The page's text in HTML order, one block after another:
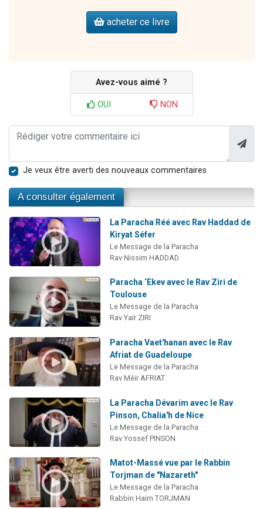
acheter ce livre
Avez-vous aimé ?
OUI NON
Je veux être averti des nouveaux commentaires
A consulter également
La Paracha Réé avec Rav Haddad de
Kiryat Séfer
Le Message de la Paracha
Rav Nissim HADDAD
Paracha ‘Ekev avec le Rav Ziri de
Toulouse
Le Message de la Paracha
Rav Yaïr ZIRI
Paracha Vaet'hanan avec le Rav
Afriat de Guadeloupe
Le Message de la Paracha
Rav Méïr AFRIAT
La Paracha Dévarim avec le Rav
Pinson, Chalia'h de Nice
Le Message de la Paracha
Rav Yossef PINSON
Matot-Massé vue par le Rabbin
Torjman de "Nazareth"
Le Message de la Paracha
Rabbin Haim TORJMAN